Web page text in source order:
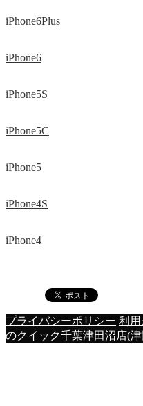
iPhone6Plus
iPhone6
iPhone5S
iPhone5C
iPhone5
iPhone4S
iPhone4
プライバシーポリシー 利用
のクイック千葉津田沼店(